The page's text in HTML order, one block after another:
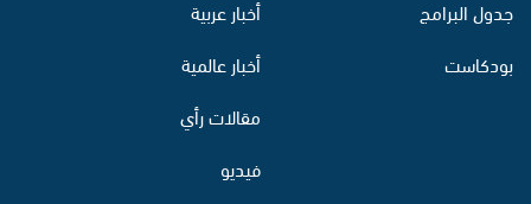
جدول البرامج
بودكاست
أخبار عربية
أخبار عالمية
مقالات رأي
فيديو